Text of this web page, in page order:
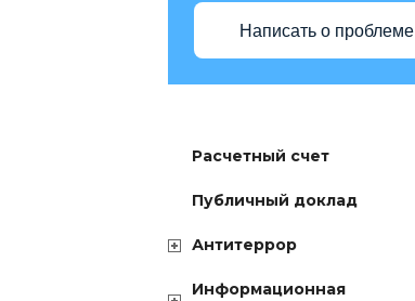
Написать о проблеме
Расчетный счет
Публичный доклад
Антитеррор
Информационная